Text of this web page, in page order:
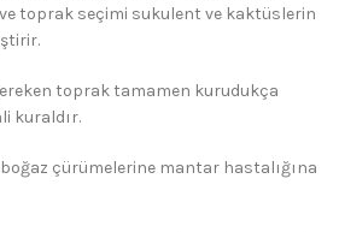
toprak seçimi sukulent ve kaktüslerin
toprak tamamen kurudukça
kuraldır.
çürümelerine mantar hastalığına